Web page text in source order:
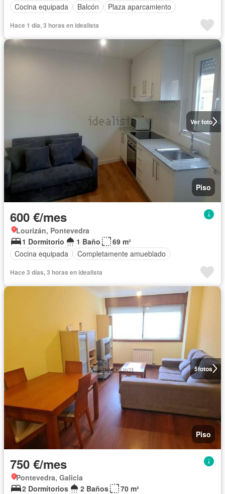
Cocina equipada
Balcón Plaza aparcamiento
Hace 1 día, 3 horas en idealista
Ver foto
Piso
600 €/mes
Lourizán, Pontevedra
1 Dormitorio
1 Baño
69 m²
Cocina equipada
Completamente amueblado
Hace 3 días, 3 horas en idealista
5fotos
Piso
750 €/mes
Pontevedra, Galicia
2 Dormitorios
2 Baños 70 m²